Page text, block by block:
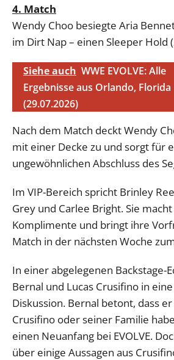
4. Match
Wendy Choo besiegte Aria
im Dirt Nap – einen Sleeper Hold
Siehe auch WWE EVOLVE: Alle
Ergebnisse aus Orlando, Florida
(29.07.2026)
Nach dem Match deckt Wendy
mit einer Decke zu und sorgt für
ungewöhnlichen Abschluss des
Im VIP-Bereich spricht Brinley
Grey und Carlee Bright. Sie
Komplimente und bringt ihre
Match in der nächsten Woche
In einer abgelegenen Backstage-
Bernal und Lucas Crusifino in
Diskussion. Bernal betont, dass
Crusifino oder seiner Familie
einen Neuanfang bei EVOLVE.
über einige Aussagen aus